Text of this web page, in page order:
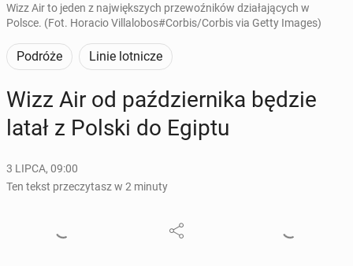
Wizz Air to jeden z największych przewoźników działających w
Polsce. (Fot. Horacio Villalobos#Corbis/Corbis via Getty Images)
Podróże Linie lotnicze
Wizz Air od paź­dzier­ni­ka będzie
latał z Polski do Egiptu
3 LIPCA, 09:00
Ten tekst przeczytasz w 2 minuty